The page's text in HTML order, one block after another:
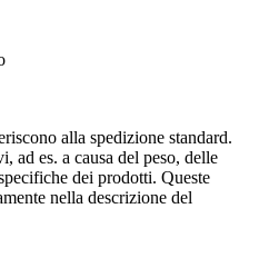
alla spedizione standard.
ad es. a causa del peso, delle
dei prodotti. Queste
nella descrizione del